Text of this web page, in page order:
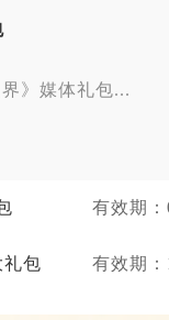
界》媒体礼包...
有效期：
礼包 有效期：